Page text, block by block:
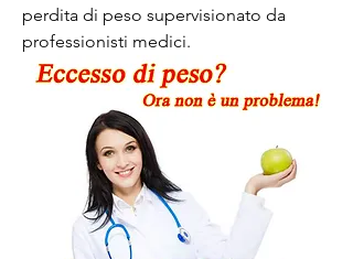
perdita di peso supervisionato da
professionisti medici.